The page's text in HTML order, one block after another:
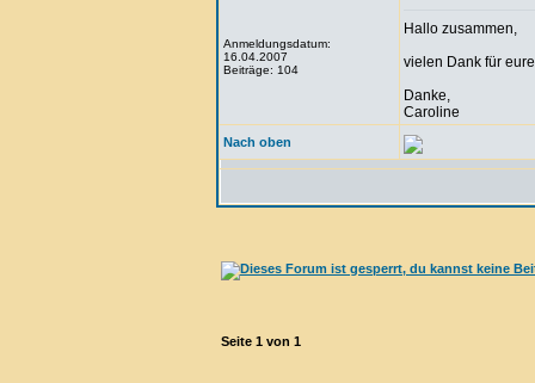
Anmeldungsdatum:
16.04.2007
Beiträge: 104
Hallo zusammen,
vielen Dank für
Danke,
Caroline
Nach oben
Seite 1 von 1